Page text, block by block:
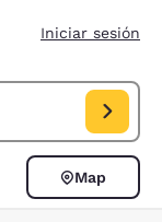
Iniciar sesión
de entrada ago
Map